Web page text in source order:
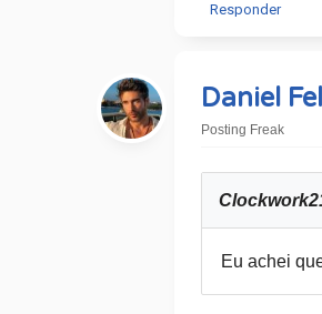
Responder
Daniel
Posting Freak
Eu achei